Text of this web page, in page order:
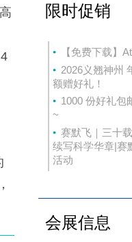
限时促销
【免费下载】
2026义翘神州
额赠好礼！
1000 份好礼包
~
赛默飞｜三十
续写科学华章|赛
活动
会展信息